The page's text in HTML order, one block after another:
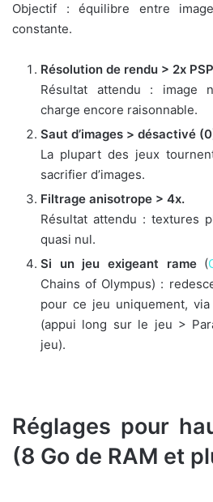
Objectif : équilibre entre
constante.
Résolution de rendu > 2x
Résultat attendu : image
charge encore raisonnable.
Saut d’images > désactivé
La plupart des jeux
sacrifier d’images.
Filtrage anisotrope > 4x.
Résultat attendu : textures
quasi nul.
Si un jeu exigeant rame(
Chains of Olympus) :
pour ce jeu uniquement,
(appui long sur le jeu >
jeu).
Réglages pour
(8 Go de RAM et